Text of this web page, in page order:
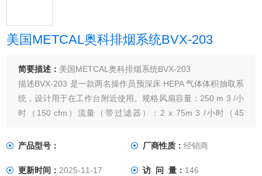
美国METCAL奥科排烟系统BVX-203
简要描述： 美国METCAL奥科排烟系统BVX-203
描述BVX-203 是一款两名操作员预深床 HEPA 气体体积抽取系
统，设计用于在工作台附近使用。规格风扇容量：250 m 3 /小
时（150 cfm）流量（带过滤器）：2 x 75m 3 /小时（45
时为 99.97%噪音水平：< 55 分贝尺寸（宽 x 深 x 高）：
产品型号： 厂商性质： 经销商
更新时间：2025-11-17 访 问 量： 146